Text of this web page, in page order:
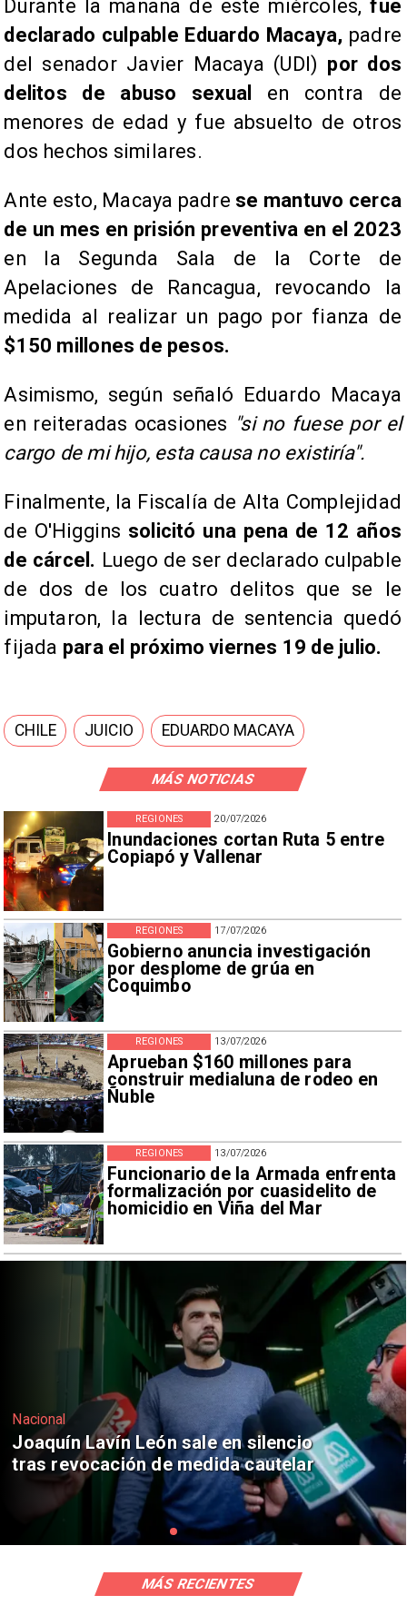
MÁS NOTICIAS
20/07/2026
Inundaciones cortan Ruta 5 entre
Copiapó y Vallenar
REGIONES
17/07/2026
Gobierno anuncia investigación
por desplome de grúa en
Coquimbo
REGIONES
13/07/2026
Aprueban $160 millones para
construir medialuna de rodeo en
Ñuble
REGIONES
13/07/2026
Funcionario de la Armada enfrenta
formalización por cuasidelito de
homicidio en Viña del Mar
REGIONES
​Durante la mañana de este miércoles,fue
declarado culpable Eduardo Macaya, padre
del senador Javier Macaya (UDI) por dos
delitos de abuso sexual
en contra de
menores de edad y fue absuelto de otros
dos hechos similares.
Ante esto, Macaya padre se mantuvo cerca
de un mes en prisión preventiva en el 2023
en la Segunda Sala de la Corte de
Apelaciones de Rancagua, revocando la
medida al realizar un pago por fianza de
$150 millones de pesos.
Asimismo, según señaló Eduardo Macaya
en reiteradas ocasiones "si no fuese por el
cargo de mi hijo, esta causa no existiría".
Finalmente, la Fiscalía de Alta Complejidad
de O'Higgins solicitó una pena de 12 años
de cárcel. Luego de ser declarado culpable
de dos de los cuatro delitos que se le
imputaron, la lectura de sentencia quedó
fijada para el próximo viernes 19 de julio.
CHILE JUICIO EDUARDO MACAYA
Nacional
Chile y Venezuela formalizan reinicio
de relaciones consulares
MÁS RECIENTES